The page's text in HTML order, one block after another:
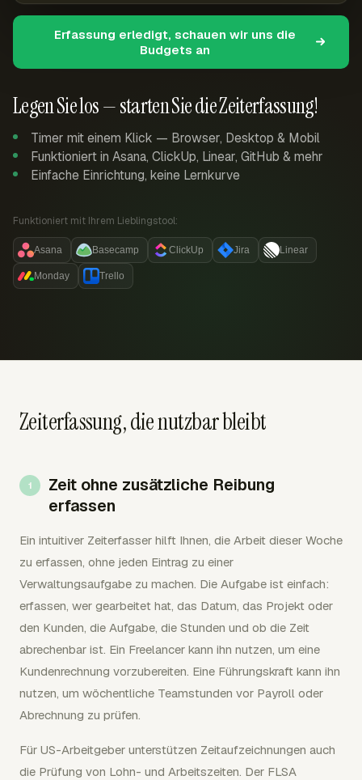
Legen Sie los — starten Sie die Zeiterfassung!
Timer mit einem Klick — Browser, Desktop & Mobil
Funktioniert in Asana, ClickUp, Linear, GitHub & mehr
Einfache Einrichtung, keine Lernkurve
Funktioniert mit Ihrem Lieblingstool:
Asana Basecamp ClickUp Jira Linear
Monday Trello
Erfassung erledigt, schauen wir uns die
Budgets an
Zeiterfassung, die nutzbar bleibt
Zeit ohne zusätzliche Reibung
erfassen
Ein intuitiver Zeiterfasser hilft Ihnen, die Arbeit dieser Woche
zu erfassen, ohne jeden Eintrag zu einer
Verwaltungsaufgabe zu machen. Die Aufgabe ist einfach:
erfassen, wer gearbeitet hat, das Datum, das Projekt oder
den Kunden, die Aufgabe, die Stunden und ob die Zeit
abrechenbar ist. Ein Freelancer kann ihn nutzen, um eine
Kundenrechnung vorzubereiten. Eine Führungskraft kann ihn
nutzen, um wöchentliche Teamstunden vor Payroll oder
Abrechnung zu prüfen.
Für US-Arbeitgeber unterstützen Zeitaufzeichnungen auch
die Prüfung von Lohn- und Arbeitszeiten. Der FLSA